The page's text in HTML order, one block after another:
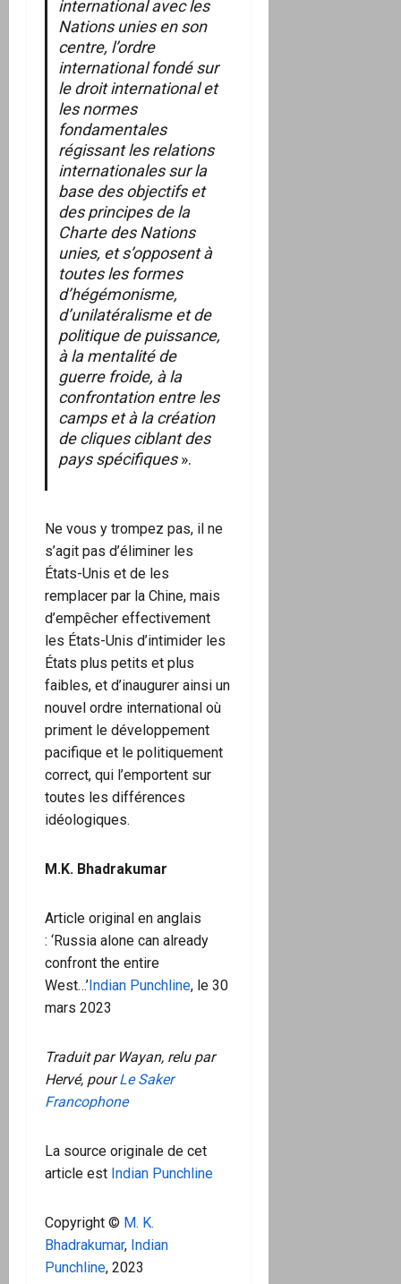
international avec les
Nations unies en son
centre, l’ordre
international fondé sur
le droit international et
les normes
fondamentales
régissant les relations
internationales sur la
base des objectifs et
des principes de la
Charte des Nations
unies, et s’opposent à
toutes les formes
d’hégémonisme,
d’unilatéralisme et de
politique de puissance,
à la mentalité de
guerre froide, à la
confrontation entre les
camps et à la création
de cliques ciblant des
pays spécifiques».
Ne vous y trompez pas, il ne
s’agit pas d’éliminer les
États-Unis et de les
remplacer par la Chine, mais
d’empêcher effectivement
les États-Unis d’intimider les
États plus petits et plus
faibles, et d’inaugurer ainsi un
nouvel ordre international où
priment le développement
pacifique et le politiquement
correct, qui l’emportent sur
toutes les différences
idéologiques.
M.K. Bhadrakumar
Article original en anglais
: ‘Russia alone can already
confront the entire
West…’Indian Punchline, le 30
mars 2023
Traduit par Wayan, relu par
Hervé, pourLe Saker
Francophone
La source originale de cet
article est Indian Punchline
Copyright © M. K.
Bhadrakumar, Indian
Punchline, 2023